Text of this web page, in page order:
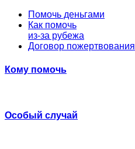
Помочь деньгами
Как помочь
из-за рубежа
Договор пожертвования
Кому помочь
Особый случай